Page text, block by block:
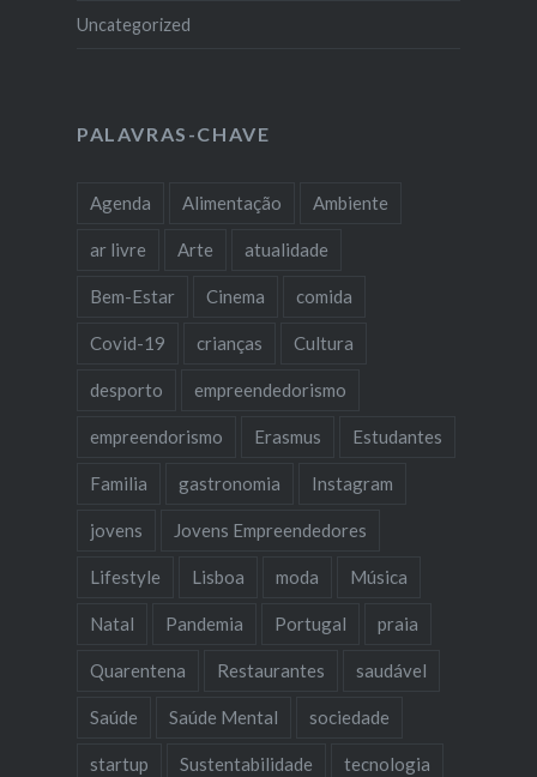
Uncategorized
PALAVRAS-CHAVE
Agenda Alimentação Ambiente
ar livre Arte atualidade
Bem-Estar Cinema comida
Covid-19 crianças Cultura
desporto empreendedorismo
empreendorismo Erasmus Estudantes
Familia gastronomia Instagram
jovens Jovens Empreendedores
Lifestyle Lisboa moda Música
Natal Pandemia Portugal praia
Quarentena Restaurantes saudável
Saúde Saúde Mental sociedade
startup Sustentabilidade tecnologia